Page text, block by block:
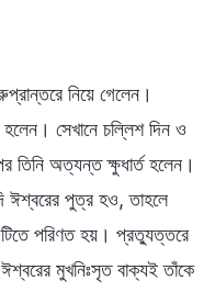
নিয়ে গেলেন।
হলেন। সেখানে চল্লিশ দিন ও
তিনি অত্যন্ত ক্ষুধার্ত হলেন।
ঈশ্বরের পুত্র হও, তাহলে
পরিণত হয়। প্রত্যুত্তরে
মুখনিঃসৃত বাক্যই তাঁকে